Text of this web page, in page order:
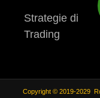
Strategie di
Trading
Copyright © 2019-2029